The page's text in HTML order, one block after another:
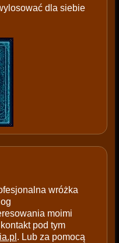
dla siebie
wróżka
moimi
pod tym
. Lub za pomocą